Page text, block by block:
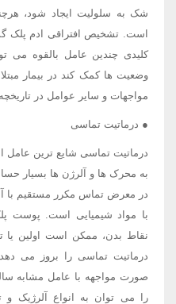
شک به سلولیت ایجاد شود،
است. تشخیص افتراقی ادم پلک
کلیدی چندین عامل بالقوه می
وضعیت ها کمک کند در بیمار
مواجهات و سایر عوامل در
● درماتیت تماسی
درماتیت تماسی شایع ترین
به محرک ها و آلرژن ها بسیار
در معرض تماس مکرر مستقیم با
با مواد شیمیایی است. پوست
نقاط بدن، ممکن است اولین یا
درماتیت تماسی را بروز می
صورت مواجهه با عامل مشابه
را می توان به انواع آلرژیک و